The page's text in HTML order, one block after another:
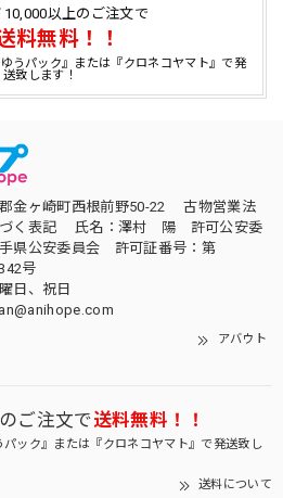
10,000以上のご注文で
料無料！！
うパック』または『クロネコヤマト』で発
送致します！
金ヶ崎町西根前野50-22 古物営業法
づく表記 氏名：澤村 陽 許可公安委
県公安委員会 許可証番号：第
号
日、祝日
アバウト
ご注文で送料無料！！
ック』または『クロネコヤマト』で発送致し
送料について